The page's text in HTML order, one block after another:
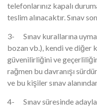
telefonlarınız kapalı
teslim alınacaktır. Sınav
3- Sınav kurallarına
bozan vb.), kendi ve diğer
güvenilirliğini ve
rağmen bu davranışı
ve bu kişiler sınav
4- Sınav süresinde